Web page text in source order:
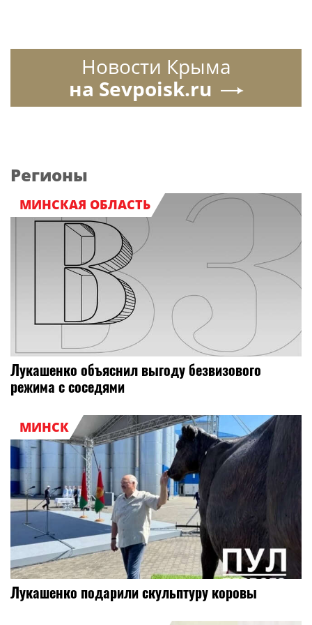
Новости Крыма
на Sevpoisk.ru
Регионы
МИНСКАЯ ОБЛАСТЬ
Лукашенко объяснил выгоду безвизового
режима с соседями
МИНСК
Лукашенко подарили скульптуру коровы